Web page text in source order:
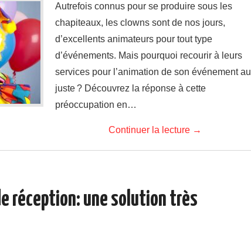
Autrefois connus pour se produire sous les
chapiteaux, les clowns sont de nos jours,
d’excellents animateurs pour tout type
d’événements. Mais pourquoi recourir à leurs
services pour l’animation de son événement au
juste ? Découvrez la réponse à cette
préoccupation en…
Continuer la lecture →
réception: une solution très